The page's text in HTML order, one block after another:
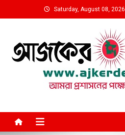
to
Saturday, August 08, 2026